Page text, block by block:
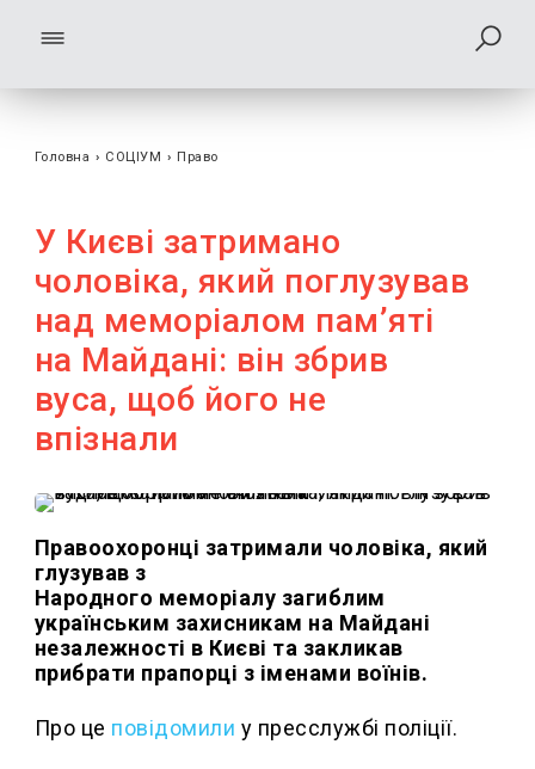
Головна › СОЦІУМ › Право
У Києві затримано
чоловіка, який поглузував
над меморіалом пам’яті
на Майдані: він збрив
вуса, щоб його не
впізнали
Правоохоронці затримали чоловіка, який
глузував з
Народного меморіалу загиблим
українським захисникам на Майдані
незалежності в Києві та закликав
прибрати прапорці з іменами воїнів.
Про це повідомили у пресслужбі поліції.